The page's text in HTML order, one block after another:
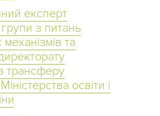
експерт
з питань
та
трансферу
освіти і